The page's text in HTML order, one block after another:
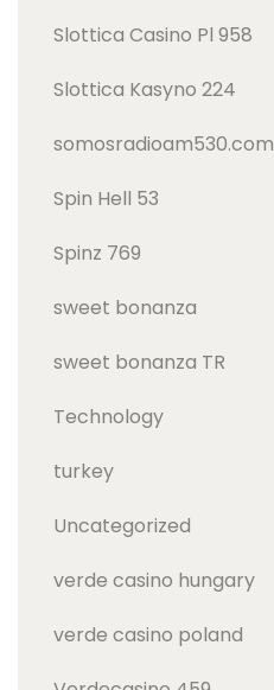
Slottica Casino Pl 958
Slottica Kasyno 224
somosradioam530.com
Spin Hell 53
Spinz 769
sweet bonanza
sweet bonanza TR
Technology
turkey
Uncategorized
verde casino hungary
verde casino poland